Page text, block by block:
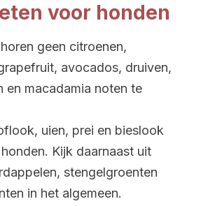
voor honden
geen citroenen,
avocados, druiven,
en macadamia noten te
uien, prei en bieslook
Kijk daarnaast uit
stengelgroenten
in het algemeen.